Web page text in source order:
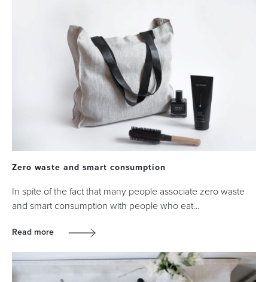
Zero waste and smart consumption
In spite of the fact that many people associate zero waste
and smart consumption with people who eat…
Read more